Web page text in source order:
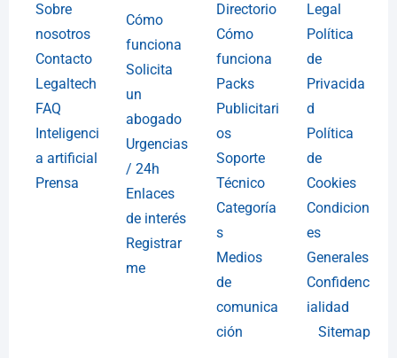
Sobre
nosotros
Contacto
Legaltech
FAQ
Inteligenci
a artificial
Prensa
Cómo
funciona
Solicita
un
abogado
Urgencias
/ 24h
Enlaces
de interés
Registrar
me
Directorio
Cómo
funciona
Packs
Publicitari
os
Soporte
Técnico
Categoría
s
Medios
de
comunica
ción
Legal
Política
de
Privacida
d
Política
de
Cookies
Condicion
es
Generales
Confidenc
ialidad
Sitemap